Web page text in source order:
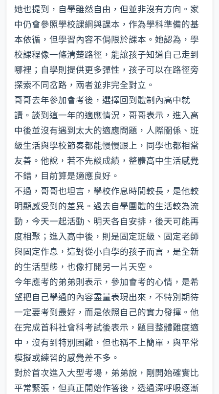
她也提到，自學雖然自由，但並非沒有方向。家
中仍會參照學校課綱與課本，作為學科準備的基
本依循，但學習內容不侷限於課本。她認為，學
校課程像一條清楚路徑，能讓孩子知道自己走到
哪裡；自學則提供更多彈性，孩子可以在路徑旁
探索不同岔路，兩者並非完全對立。
哥哥去年參加會考後，選擇回到體制內高中就
讀。談到這一年的適應情況，哥哥表示，進入高
中後並沒有遇到太大的適應問題，人際關係、班
級生活與學校節奏都能慢慢跟上，同學也都相當
友善。他說，若不先談成績，整體高中生活感覺
不錯，目前算是適應良好。
不過，哥哥也坦言，學校作息時間較長，是他較
明顯感受到的差異。過去自學團體的生活較為流
動，今天一起活動、明天各自安排，後天可能再
度相聚；進入高中後，則是固定班級、固定老師
與固定作息，這對從小自學的孩子而言，是全新
的生活型態，也像打開另一片天空。
今年應考的弟弟則表示，參加會考的心情，是希
望把自己學過的內容盡量表現出來，不特別期待
一定要考到最好，而是依照自己的實力發揮。他
在完成首科社會科考試後表示，題目整體難度適
中，沒有到特別困難，但也稱不上簡單，與平常
模擬或練習的感覺差不多。
對於首次進入大型考場，弟弟說，剛開始確實比
平常緊張，但真正開始作答後，透過深呼吸逐漸